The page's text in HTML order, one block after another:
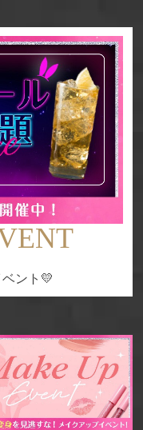
質問
JAPAN
ント💛